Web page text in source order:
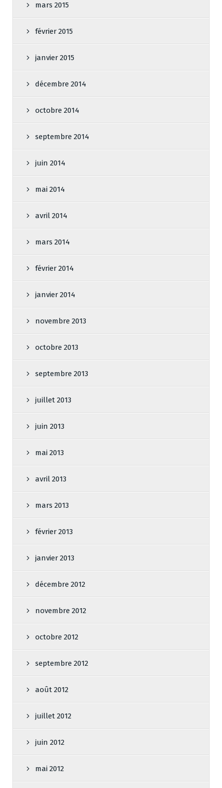
mars 2015
février 2015
janvier 2015
décembre 2014
octobre 2014
septembre 2014
juin 2014
mai 2014
avril 2014
mars 2014
février 2014
janvier 2014
novembre 2013
octobre 2013
septembre 2013
juillet 2013
juin 2013
mai 2013
avril 2013
mars 2013
février 2013
janvier 2013
décembre 2012
novembre 2012
octobre 2012
septembre 2012
août 2012
juillet 2012
juin 2012
mai 2012